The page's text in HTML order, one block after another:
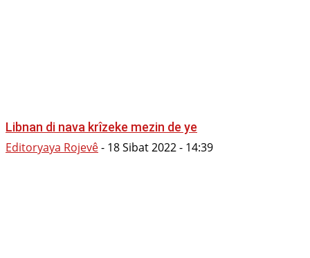
Libnan di nava krîzeke mezin de ye
Editoryaya Rojevê- 18 Sibat 2022 - 14:39